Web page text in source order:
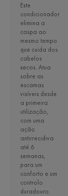
Este
condicionador
elimina a
caspa ao
mesmo tempo
que cuida dos
cabelos
secos. Atua
sobre as
escamas
visíveis desde
a primeira
utilização,
com uma
ação
antirrecidiva
até 6
semanas,
para um
conforto e um
controlo
duradouro.